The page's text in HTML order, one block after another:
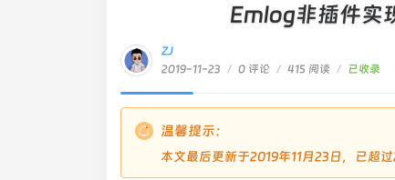
Emlog非插件实
ZJ
2019-11-23
/ 0 评论 / 415 阅读 / 已收录
温馨提示：
本文最后更新于2019年11月23日，已超